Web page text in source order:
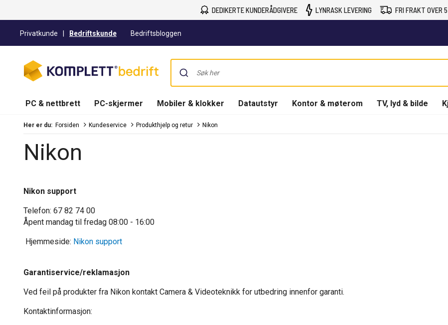
DEDIKERTE KUNDERÅDGIVERE LYNRASK LEVERING FRI FRAKT OVER
Privatkunde Bedriftskunde Bedriftsbloggen
PC & nettbrett PC-skjermer Mobiler & klokker Datautstyr Kontor & møterom TV, lyd & bilde
Her er du: Forsiden Kundeservice Produkthjelp og retur Nikon
Nikon
Nikon support
Telefon: 67 82 74 00
Åpent mandag til fredag 08:00 - 16:00
Hjemmeside: Nikon support
Garantiservice/reklamasjon
Ved feil på produkter fra Nikon kontakt Camera & Videoteknikk for utbedring innenfor garanti.
Kontaktinformasjon: